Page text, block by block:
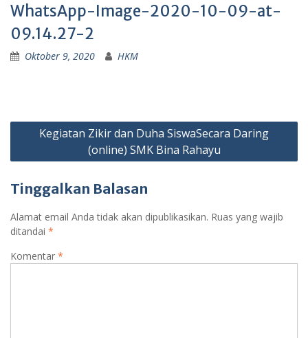
WhatsApp-Image-2020-10-09-at-
09.14.27-2
Oktober 9, 2020 HKM
Navigasi
Kegiatan Zikir dan Duha SiswaSecara Daring
(online) SMK Bina Rahayu
Tinggalkan Balasan
Alamat email Anda tidak akan dipublikasikan. Ruas yang wajib
ditandai *
Komentar *